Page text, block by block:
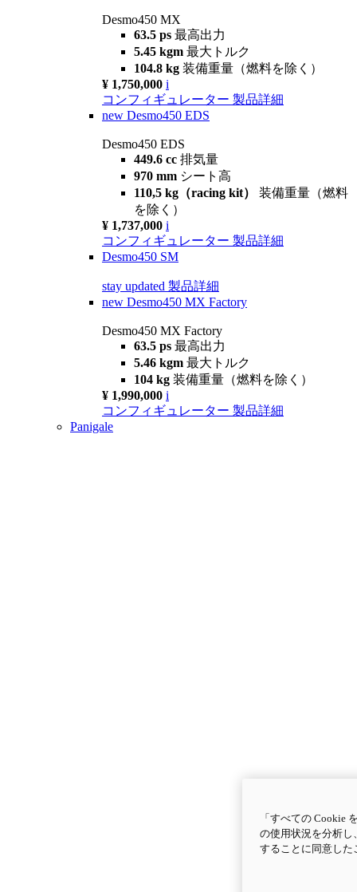
Desmo450 MX
63.5 ps 最高出力
5.45 kgm 最大トルク
104.8 kg 装備重量（燃料を除く）
¥ 1,750,000 i
コンフィギュレーター 製品詳細
new Desmo450 EDS
Desmo450 EDS
449.6 cc 排気量
970 mm シート高
110,5 kg（racing kit） 装備重量（燃料
を除く）
¥ 1,737,000 i
コンフィギュレーター 製品詳細
Desmo450 SM
stay updated 製品詳細
new Desmo450 MX Factory
Desmo450 MX Factory
63.5 ps 最高出力
5.46 kgm 最大トルク
104 kg 装備重量（燃料を除く）
¥ 1,990,000 i
コンフィギュレーター 製品詳細
Panigale
「すべての Cookie
の使用状況を分析し
することに同意し